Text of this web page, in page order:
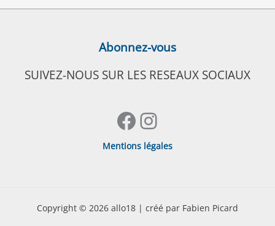
Abonnez-vous
SUIVEZ-NOUS SUR LES RESEAUX SOCIAUX
Facebook
Instagram
Mentions légales
Copyright © 2026 allo18 | créé par Fabien Picard